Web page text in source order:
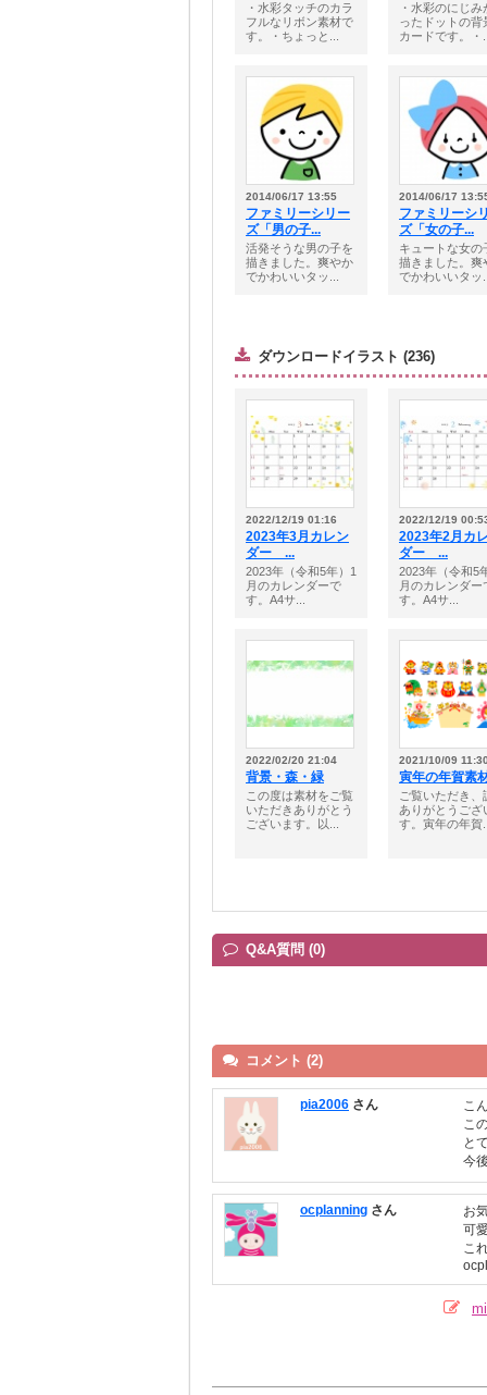
・水彩タッチのカラ
フルなリボン素材で
す。・ちょっと...
・水彩のにじみ
ったドットの背
カードです。・
2014/06/17 13:55
ファミリーシリー
ズ「男の子...
活発そうな男の子を
描きました。爽やか
でかわいいタッ...
2014/06/17
ファミリーシ
ズ「女の子...
キュートな女の
描きました。爽
でかわいいタッ
ダウンロードイラスト (236)
2022/12/19 01:16
2023年3月カレン
ダー ...
2023年（令和5年）1
月のカレンダーで
す。A4サ...
2022/12/19
2023年2月カ
ダー ...
2023年（令和5
月のカレンダー
す。A4サ...
2022/02/20 21:04
背景・森・緑
この度は素材をご覧
いただきありがとう
ございます。以...
2021/10/09
寅年の年賀素
ご覧いただき、
ありがとうござ
す。寅年の年賀
Q&A質問 (0)
コメント (2)
pia2006 さん
こ
こ
と
今
ocplanning さん
お
可
こ